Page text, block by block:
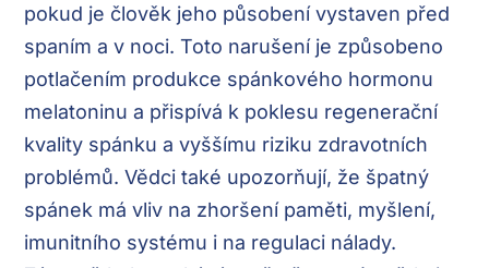
pokud je člověk jeho působení vystaven před
spaním a v noci. Toto narušení je způsobeno
potlačením produkce spánkového hormonu
melatoninu a přispívá k poklesu regenerační
kvality spánku a vyššímu riziku zdravotních
problémů. Vědci také upozorňují, že špatný
spánek má vliv na zhoršení paměti, myšlení,
imunitního systému i na regulaci nálady.